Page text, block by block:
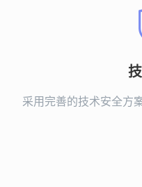
采用完善的技术安全方